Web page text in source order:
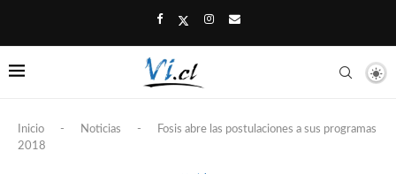
Inicio - Noticias -
Fosis abre las postulaciones a sus programas
2018